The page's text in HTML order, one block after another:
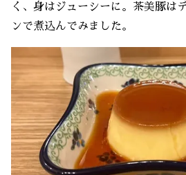
く、身はジューシーに。茶美豚は
ンで煮込んでみました。